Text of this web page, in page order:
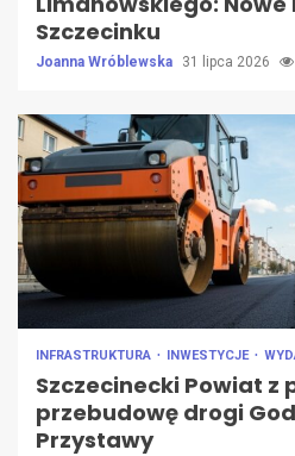
Szczecinku
Joanna Wróblewska 31 lipca 2026
INFRASTRUKTURA INWESTYCJE
Szczecinecki Powiat z
przebudowę drogi
Przystawy